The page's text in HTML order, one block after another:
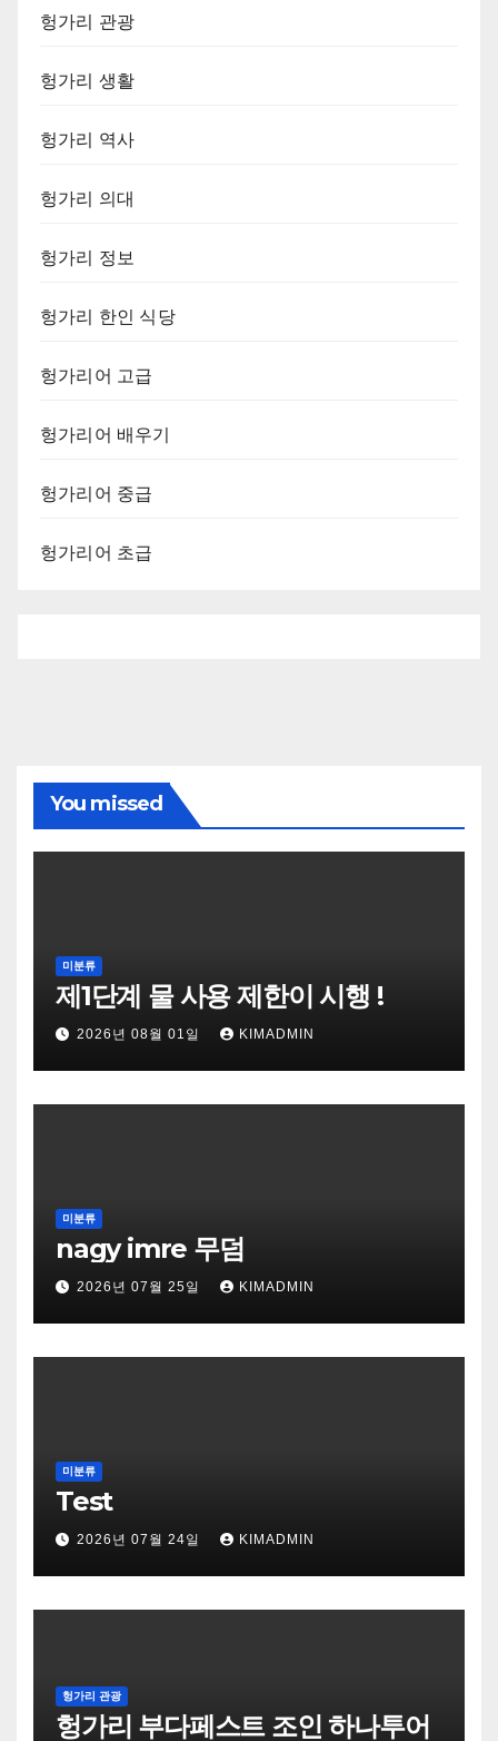
헝가리 관광
헝가리 생활
헝가리 역사
헝가리 의대
헝가리 정보
헝가리 한인 식당
헝가리어 고급
헝가리어 배우기
헝가리어 중급
헝가리어 초급
You missed
미분류
제1단계 물 사용 제한이 시행 !
2026년 08월 01일 KIMADMIN
미분류
nagy imre 무덤
2026년 07월 25일 KIMADMIN
미분류
Test
2026년 07월 24일 KIMADMIN
헝가리 관광
헝가리 부다페스트 조인 하나투어